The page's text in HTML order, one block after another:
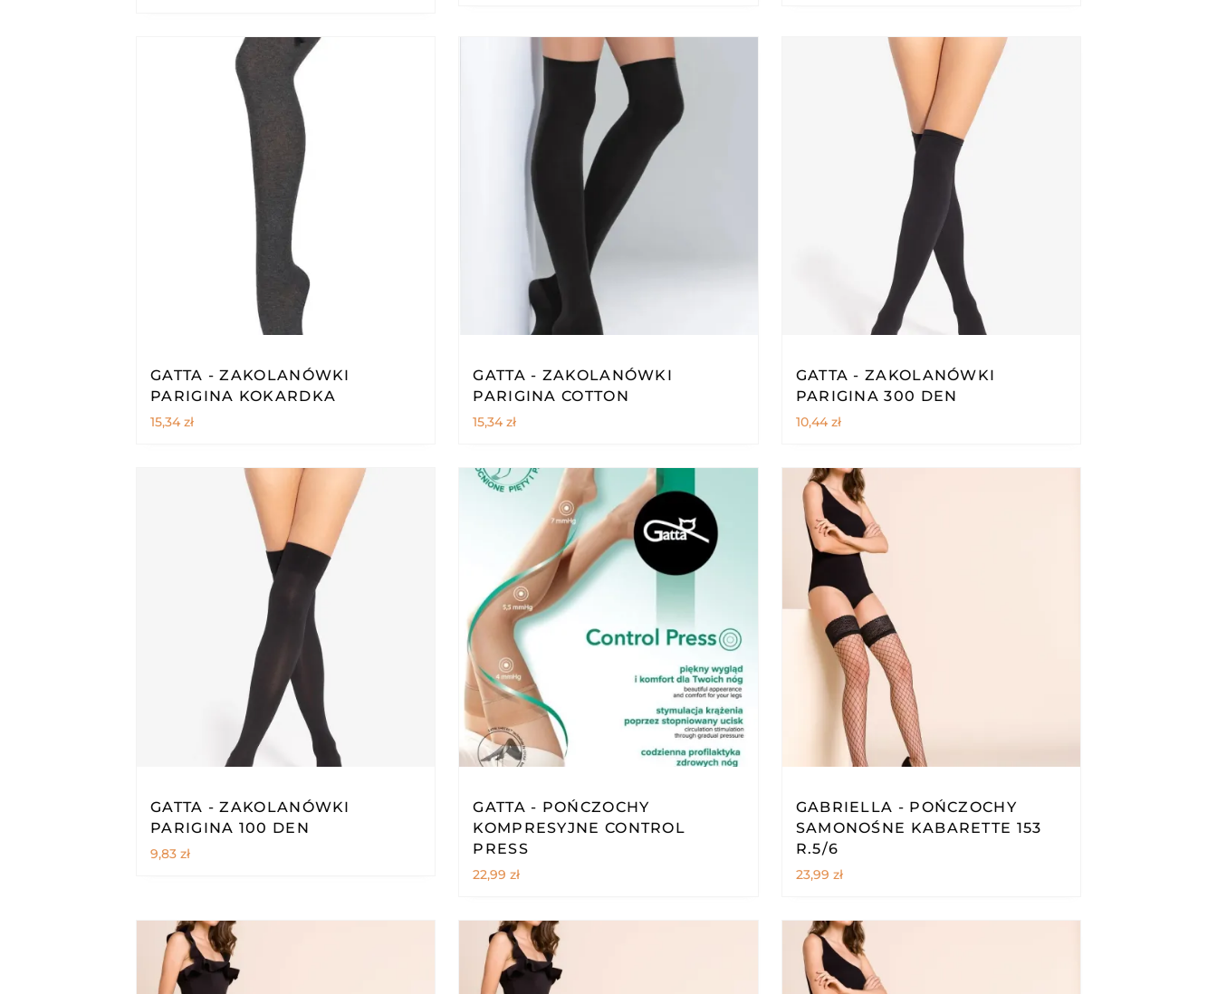
GATTA - ZAKOLANÓWKI
PARIGINA KOKARDKA
15,34zł
GATTA - ZAKOLANÓWKI
PARIGINA COTTON
15,34zł
GATTA - ZAKOLANÓWKI
PARIGINA 300 DEN
10,44 zł
GATTA - ZAKOLANÓWKI
PARIGINA 100 DEN
9,83zł
GATTA - POŃCZOCHY
KOMPRESYJNE CONTROL
PRESS
22,99zł
GABRIELLA - POŃCZOCHY
SAMONOŚNE KABARETTE 153
R.5/6
23,99 zł